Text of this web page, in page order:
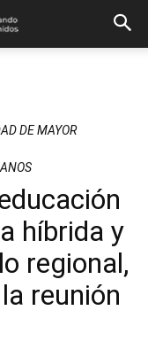
DE MAYOR
híbrida y
regional,
reunión